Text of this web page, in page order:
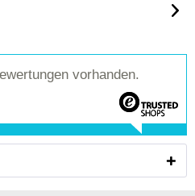
vorhanden.